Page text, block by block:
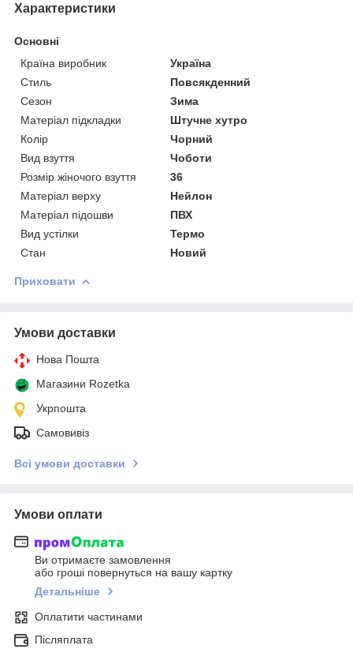
Характеристики
Основні
Країна виробник
Україна
Стиль
Повсякденний
Сезон
Зима
Матеріал підкладки
Штучне хутро
Колір
Чорний
Вид взуття
Чоботи
Розмір жіночого взуття
36
Матеріал верху
Нейлон
Матеріал підошви
ПВХ
Вид устілки
Термо
Стан
Новий
Приховати
Умови доставки
Нова Пошта
Магазини Rozetka
Укрпошта
Самовивіз
Всі умови доставки
Умови оплати
Ви отримаєте замовлення
або гроші повернуться на вашу картку
Детальніше
Оплатити частинами
Післяплата